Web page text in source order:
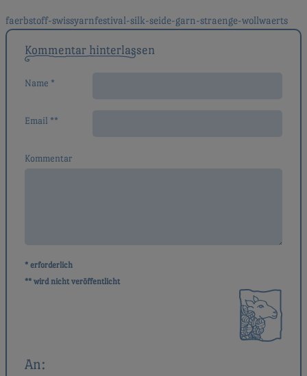
Beitragsnavigation
faerbstoff-swissyarnfestival-silk-seide-garn-straenge-wollwaerts
Kommentar hinterlassen
Name *
Email **
Kommentar
* erforderlich
** wird nicht veröffentlicht
An: